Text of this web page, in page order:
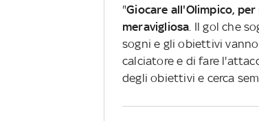
"Giocare all'Olimpico,
meravigliosa . Il gol che
sogni e gli obiettivi
calciatore e di fare
degli obiettivi e cerca